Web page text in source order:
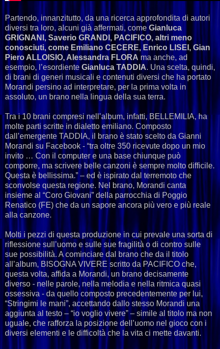
Partendo, innanzitutto, da una ricerca approfondita di autori
diversi tra loro, alcuni già affermati, come Gianluca
GRIGNANI, Saverio GRANDI, PACIFICO, altri meno
conosciuti, come Emiliano CECERE, Enrico LISEI, Gian
Piero ALLOISIO, Alessandra FLORA ma anche, ad
esempio, l’esordiente Gianluca TADDIA. Una scelta, quindi,
di brani di generi musicali e contenuti diversi che ha portato
Morandi persino ad interpretare, per la prima volta in
assoluto, un brano nella lingua della sua terra.
Tra i 10 brani compresi nell’album, infatti, BELLEMILIA, ha
molte parti scritte in dialetto emiliano. Composto
dall’emergente TADDIA, il brano è stato scelto da Gianni
Morandi su Facebook - “tra oltre 350 ricevute dopo un mio
invito … Con il computer e una base chiunque può
comporre, ma scrivere belle canzoni è sempre molto difficile.
Questa è bellissima.” – ed è ispirato dal terremoto che
sconvolse questa regione. Nel brano, Morandi canta
insieme al “Coro Giovani” della parrocchia di Poggio
Renatico (FE) che da un sapore ancora più vero e più reale
alla canzone.
Molti i pezzi di questa produzione in cui prevale una sorta di
riflessione sull’uomo e sulle sue fragilità o di contro sulle
sue possibilità. A cominciare dal brano che da il titolo
all’album, BISOGNA VIVERE scritto da PACIFICO che,
questa volta, affida a Morandi, un brano decisamente
diverso - nelle parole, nella melodia e nella ritmica quasi
ossessiva - da quello composto precedentemente per lui,
“Stringimi le mani”, accettando dallo stesso Morandi una
aggiunta al testo – “io voglio vivere” – simile al titolo ma non
uguale, che rafforza la posizione dell’uomo nel gioco con i
diversi elementi e le difficoltà che la vita ci mette davanti.